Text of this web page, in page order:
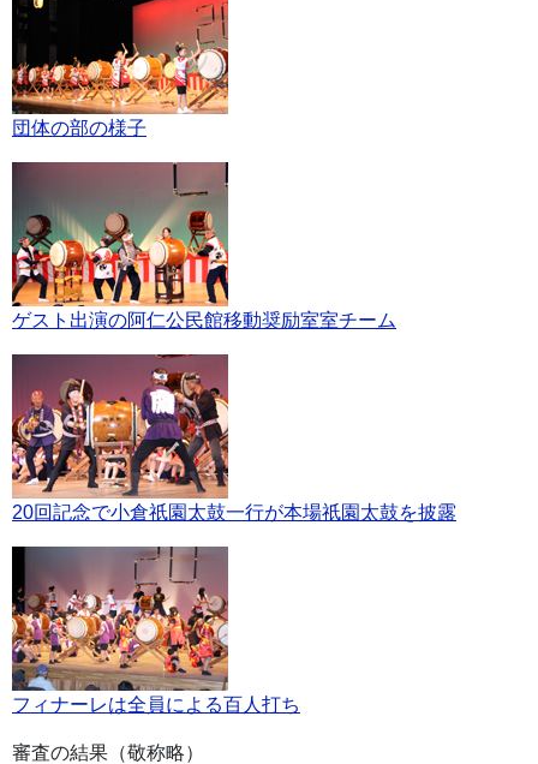
団体の部の様子
ゲスト出演の阿仁公民館移動奨励室室チーム
20回記念で小倉祇園太鼓一行が本場祇園太鼓を披露
フィナーレは全員による百人打ち
審査の結果（敬称略）